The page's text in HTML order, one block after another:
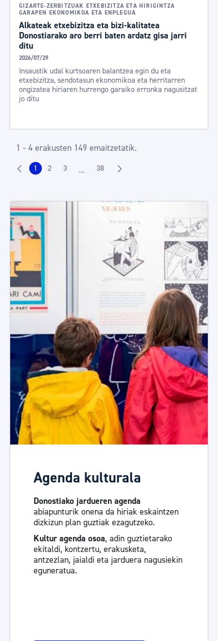
GIZARTE-ZERBITZUAK ETXEBIZITZA ETA HIRIGINTZA
GARAPEN EKONOMIKOA ETA ENPLEGUA
Alkateak etxebizitza eta bizi-kalitatea
Donostiarako aro berri baten ardatz gisa jarri
ditu
2026/07/29
Insaustik udal kurtsoaren balantzea egin du eta
etxebizitza, sendotasun ekonomikoa eta herritarren
ongizatea hiriaren hurrengo garaiko erronka nagusitzat
jo ditu
1 - 4 erakusten 149 emaitzetatik.
Orrialdea
1 Orrialdea
2 Orrialdea
3 ...Intermediate Pages Use TAB to navigate.
Orrialdea
38
Agenda kulturala
Donostiako jardueren agenda
abiapunturik onena da hiriak eskaintzen
dizkizun plan guztiak ezagutzeko.
Kultur agenda osoa, adin guztietarako
ekitaldi, kontzertu, erakusketa,
antzezlan, jaialdi eta jarduera nagusiekin
eguneratua.